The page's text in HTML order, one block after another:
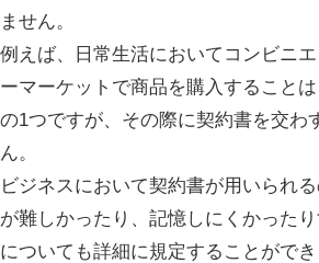
ません。
例えば、日常生活においてコンビニ
ーマーケットで商品を購入すること
の1つですが、その際に契約書を交わ
ん。
ビジネスにおいて契約書が用いられ
が難しかったり、記憶しにくかった
についても詳細に規定することがで